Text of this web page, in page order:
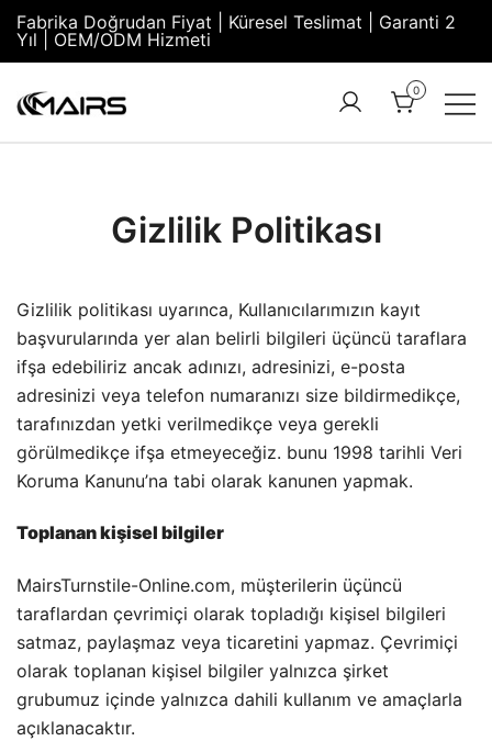
Fabrika Doğrudan Fiyat | Küresel Teslimat | Garanti 2
Yıl | OEM/ODM Hizmeti
Security
Turnstile
Turnstile
Access
Control
MairsTurnstile
0
Gizlilik Politikası
Gizlilik politikası uyarınca, Kullanıcılarımızın kayıt
başvurularında yer alan belirli bilgileri üçüncü taraflara
ifşa edebiliriz ancak adınızı, adresinizi, e-posta
adresinizi veya telefon numaranızı size bildirmedikçe,
tarafınızdan yetki verilmedikçe veya gerekli
görülmedikçe ifşa etmeyeceğiz. bunu 1998 tarihli Veri
Koruma Kanunu’na tabi olarak kanunen yapmak.
Toplanan kişisel bilgiler
MairsTurnstile-Online.com, müşterilerin üçüncü
taraflardan çevrimiçi olarak topladığı kişisel bilgileri
satmaz, paylaşmaz veya ticaretini yapmaz. Çevrimiçi
olarak toplanan kişisel bilgiler yalnızca şirket
grubumuz içinde yalnızca dahili kullanım ve amaçlarla
açıklanacaktır.